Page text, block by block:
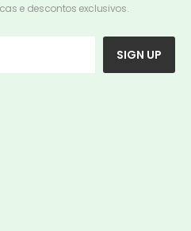
e descontos exclusivos.
SIGN UP